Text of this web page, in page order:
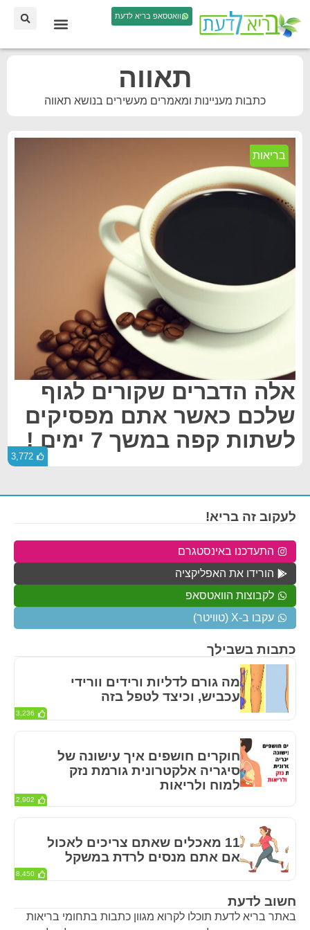
וואטסאפ בריא לדעת
תאווה
כתבות מעניינות ומאמרים מעשירים בנושא תאווה
בריאות
אלה הדברים שקורים לגוף
שלכם כאשר אתם מפסיקים
לשתות קפה במשך 7 ימים !
3,772
חשוב לדעת
באתר בריא לדעת תוכלו לקרוא מגוון כתבות בתחומי בריאות
כתבות בשבילך
מה גורם לדליות ורידים וורידי
עכביש, וכיצד לטפל בזה
3,236
חוקרים חושפים איך עישונה של
סיגריה אלקטרונית גורמת נזק
למוח ולריאות
2,902
11 מאכלים שאתם צריכים לאכול
אם אתם מנסים לרדת במשקל
8,450
לעקוב זה בריא!
התעדכנו באינסטגרם
הורידו את האפליקציה
לקבוצות הוואטסאפ
עקבו ב-X (טוויטר)